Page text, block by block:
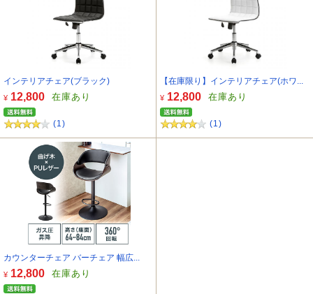
インテリアチェア(ブラック)
¥ 12,800 在庫あり
(1)
【在庫限り】インテリアチェア(ホワ...
¥ 12,800 在庫あり
(1)
カウンターチェア バーチェア 幅広...
¥ 12,800 在庫あり